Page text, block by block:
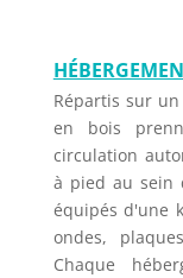
Répartis sur
en bois
circulation
à pied au sein
équipés d'une
ondes,
Chaque